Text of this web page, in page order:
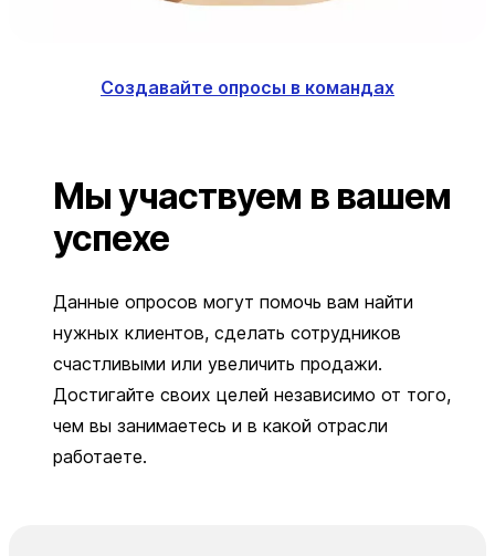
Создавайте опросы в командах
Мы участвуем в вашем
успехе
Данные опросов могут помочь вам найти
нужных клиентов, сделать сотрудников
счастливыми или увеличить продажи.
Достигайте своих целей независимо от того,
чем вы занимаетесь и в какой отрасли
работаете.